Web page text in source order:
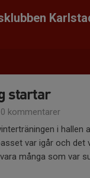
startar
0 kommentarer
i hallen
var igår och det
många som var